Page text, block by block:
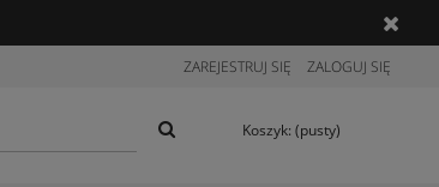
ZAREJESTRUJ SIĘ ZALOGUJ SIĘ
Koszyk: (pusty)